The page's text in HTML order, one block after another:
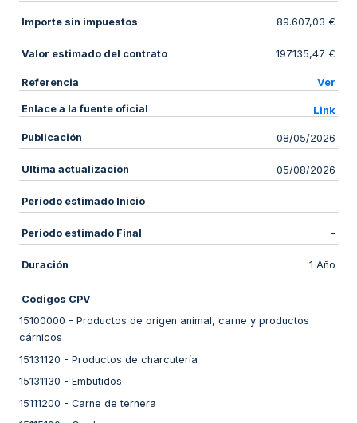
Importe sin impuestos 89.607,03 €
Valor estimado del contrato 197.135,47 €
Referencia Ver
Enlace a la fuente oficial Link
Publicación 08/05/2026
Ultima actualización 05/08/2026
Periodo estimado Inicio -
Periodo estimado Final -
Duración 1 Año
Códigos CPV
15100000 - Productos de origen animal, carne y productos
cárnicos
15131120 - Productos de charcutería
15131130 - Embutidos
15111200 - Carne de ternera